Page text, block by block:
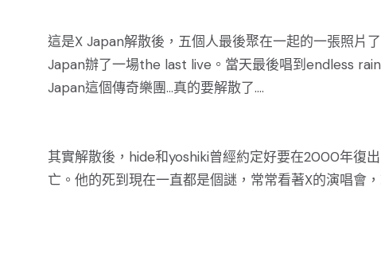
這是X Japan解散後，五個人最後聚在一起的一張照片
Japan辦了一場the last live。當天最後唱到endless
Japan這個傳奇樂團...真的要解散了....
其實解散後，hide和yoshiki曾經約定好要在2000年復
亡。他的死到現在一直都是個謎，常常看著X的演唱會